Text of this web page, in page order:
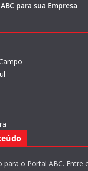
para sua Empresa
para o Portal ABC. Entre